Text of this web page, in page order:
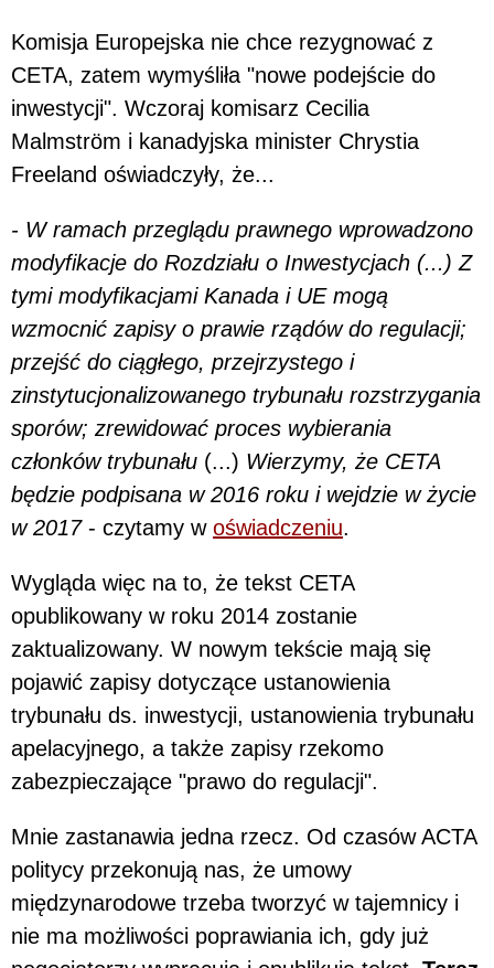
Komisja Europejska nie chce rezygnować z
CETA, zatem wymyśliła "nowe podejście do
inwestycji". Wczoraj komisarz Cecilia
Malmström i kanadyjska minister Chrystia
Freeland oświadczyły, że...
- W ramach przeglądu prawnego wprowadzono
modyfikacje do Rozdziału o Inwestycjach (...) Z
tymi modyfikacjami Kanada i UE mogą
wzmocnić zapisy o prawie rządów do regulacji;
przejść do ciągłego, przejrzystego i
zinstytucjonalizowanego trybunału rozstrzygania
sporów; zrewidować proces wybierania
członków trybunału (...) Wierzymy, że CETA
będzie podpisana w 2016 roku i wejdzie w życie
w 2017- czytamy w oświadczeniu.
Wygląda więc na to, że tekst CETA
opublikowany w roku 2014 zostanie
zaktualizowany. W nowym tekście mają się
pojawić zapisy dotyczące ustanowienia
trybunału ds. inwestycji, ustanowienia trybunału
apelacyjnego, a także zapisy rzekomo
zabezpieczające "prawo do regulacji".
Mnie zastanawia jedna rzecz. Od czasów ACTA
politycy przekonują nas, że umowy
międzynarodowe trzeba tworzyć w tajemnicy i
nie ma możliwości poprawiania ich, gdy już